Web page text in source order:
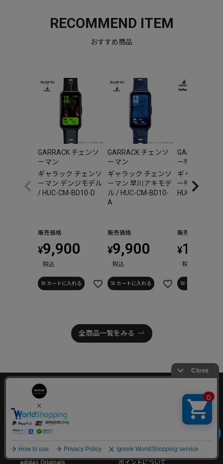
RECOMMEND ITEM
おすすめ商品
GARRACK チェンソ
ーマン
ギャラック チェンソ
ーマン デンジモデル
/ HUC-CM-BD10-D
販売価格
¥9,900
税込
カートに入れる
GARRACK チェンソ
ーマン
ギャラック チェンソ
ーマン 早川アキモデ
ル / HUC-CM-BD10-
A
販売価格
¥9,900
税込
カートに入れる
GARRACK ハ
ー!!
ギャラック ハ
ー!! 音駒高校
HUC-HK-
販売価格
¥
税込
カートに入れる
全商品一覧をみる
ブランド一覧
Anideal
GARRACK 配送・送料について